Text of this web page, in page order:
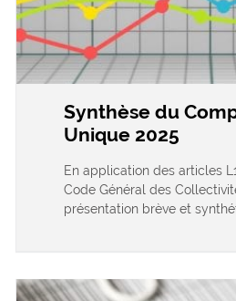
Synthèse du
Unique 2025
En application des articles
Code Général des
présentation brève et